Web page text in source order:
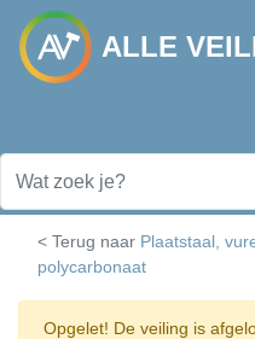
ALLE
< Terug naar Plaatstaal,
polycarbonaat
Opgelet! De veiling is